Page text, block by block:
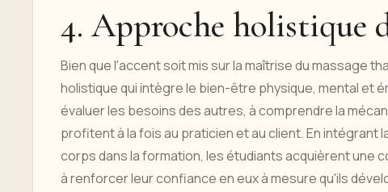
4. Approche holistique
Bien que l'accent soit mis sur la maîtrise du massage
holistique qui intègre le bien-être physique, mental et
évaluer les besoins des autres, à comprendre la
profitent à la fois au praticien et au client. En
corps dans la formation, les étudiants acquièrent une
à renforcer leur confiance en eux à mesure qu'ils